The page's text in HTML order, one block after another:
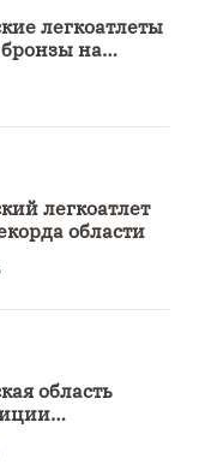
легкоатлеты
на
легкоатлет
области
область